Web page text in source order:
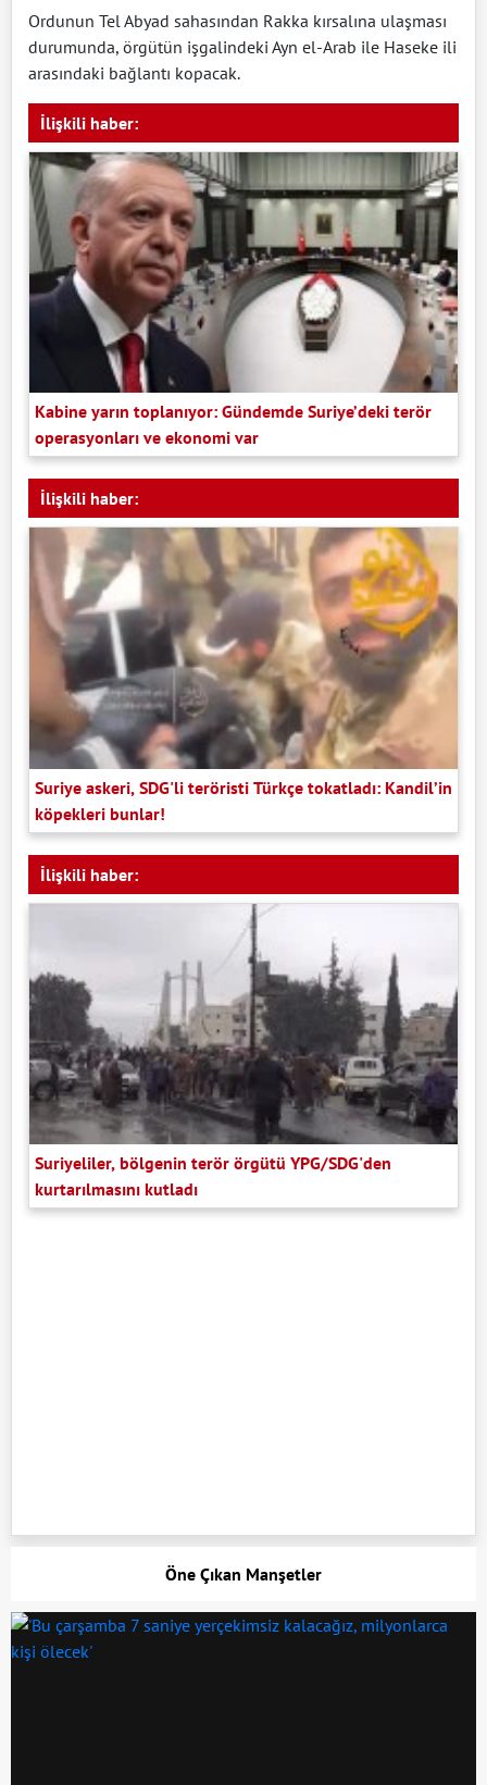
Ordunun Tel Abyad sahasından Rakka kırsalına ulaşması
durumunda, örgütün işgalindeki Ayn el-Arab ile Haseke ili
arasındaki bağlantı kopacak.
İlişkili haber:
Kabine yarın toplanıyor: Gündemde Suriye’deki terör
operasyonları ve ekonomi var
İlişkili haber:
Suriye askeri, SDG'li teröristi Türkçe tokatladı: Kandil’in
köpekleri bunlar!
İlişkili haber:
Suriyeliler, bölgenin terör örgütü YPG/SDG'den
kurtarılmasını kutladı
Öne Çıkan Manşetler